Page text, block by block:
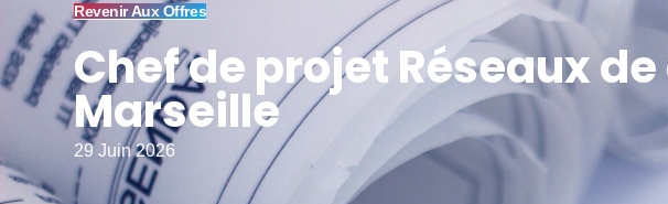
Revenir Aux Offres
Chef de projet Réseaux
Marseille
29 Juin 2026